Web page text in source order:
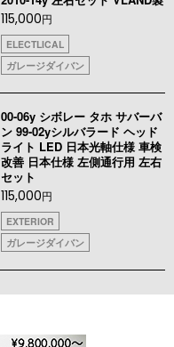
115,000円
ELECTLICAL
ガレージダイバン
00-06y シボレー タホ サバーバ
ン 99-02yシルバラード ヘッド
ライト LED 日本光軸仕様 車検
改善 日本仕様 左側通行用 左右
セット
115,000円
EXTERIOR
ガレージダイバン